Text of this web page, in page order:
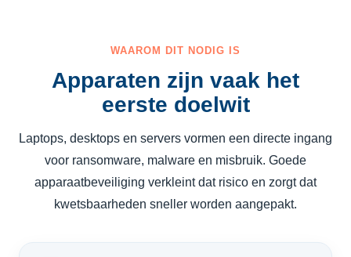
WAAROM DIT NODIG IS
Apparaten zijn vaak het
eerste doelwit
Laptops, desktops en servers vormen een directe ingang
voor ransomware, malware en misbruik. Goede
apparaatbeveiliging verkleint dat risico en zorgt dat
kwetsbaarheden sneller worden aangepakt.